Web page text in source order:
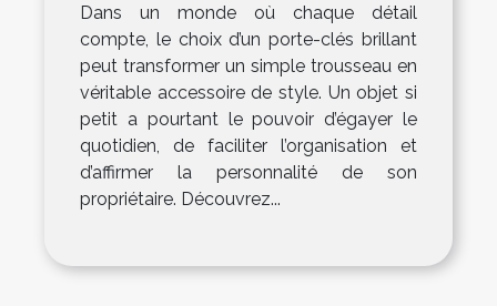
Dans un monde où chaque détail
compte, le choix d’un porte-clés brillant
peut transformer un simple trousseau en
véritable accessoire de style. Un objet si
petit a pourtant le pouvoir d’égayer le
quotidien, de faciliter l’organisation et
d’affirmer la personnalité de son
propriétaire. Découvrez...